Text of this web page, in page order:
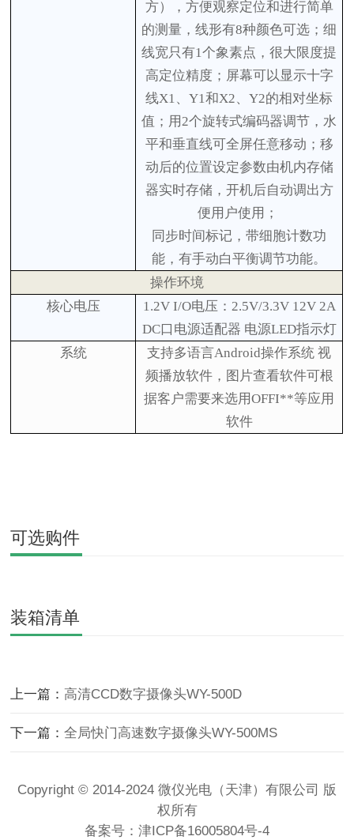
方），方便观察定位和进行简单
的测量，线形有8种颜色可选；细
线宽只有1个象素点，很大限度提
高定位精度； 屏幕可以显示十字
线X1、Y1和X2、Y2的相对坐标
值；用2个旋转式编码器调节，水
平和垂直线可全屏任意移动；移
动后的位置设定参数由机内存储
器实时存储，开机后自动调出方
便用户使用；
同步时间标记 ，带细胞计数功
能，有手动白平衡调节功能。
操作环境
核心电压
1.2V I/O电压：2.5V/3.3V 12V 2A
DC口电源适配器 电源LED指示灯
系统
支持多语言Android操作系统 视
频播放软件，图片查看软件可根
据客户需要来选用OFFI**等应用
软件
可选购件
装箱清单
上一篇： 高清CCD数字摄像头WY-500D
下一篇：全局快门高速数字摄像头WY-500MS
Copyright © 2014-2024 微仪光电（天津）有限公司 版
权所有
备案号： 津ICP备16005804号-4